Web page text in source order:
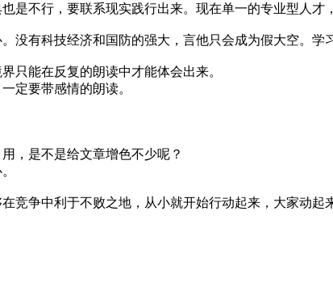
是不行，要联系现实践行出来。现在单一的专业型人才
没有科技经济和国防的强大，言他只会成为假大空。学
只能在反复的朗读中才能体会出来。
定要带感情的朗读。
，是不是给文章增色不少呢？
竞争中利于不败之地，从小就开始行动起来，大家动起